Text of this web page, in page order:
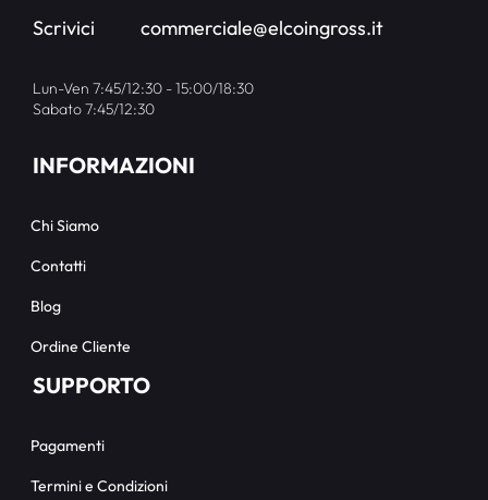
Scrivici
commerciale@elcoingross.it
Lun-Ven 7:45/12:30 - 15:00/18:30
Sabato 7:45/12:30
INFORMAZIONI
Chi Siamo
Contatti
Blog
Ordine Cliente
SUPPORTO
Pagamenti
Termini e Condizioni